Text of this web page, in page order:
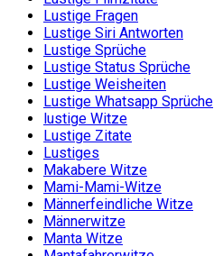
Lustige Fragen
Lustige Siri Antworten
Lustige Sprüche
Lustige Status Sprüche
Lustige Weisheiten
Lustige Whatsapp Sprüche
lustige Witze
Lustige Zitate
Lustiges
Makabere Witze
Mami-Mami-Witze
Männerfeindliche Witze
Männerwitze
Manta Witze